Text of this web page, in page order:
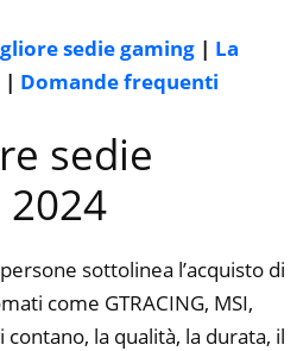
sedie gaming | La
| Domande frequenti
sedie
sottolinea l’acquisto di
come GTRACING, MSI,
la qualità, la durata, il